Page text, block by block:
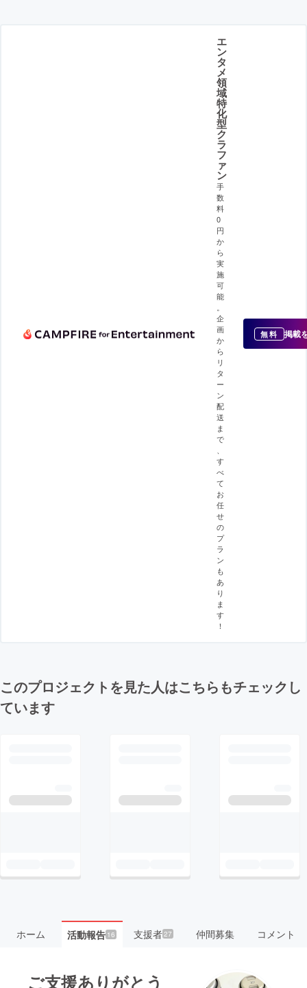
エ
ン
タ
メ
領
域
特
化
型
ク
ラ
フ
ァ
ン
手
数
料
0
円
か
ら
実
施
可
能
。
企
画
か
ら
リ
タ
ー
ン
配
送
ま
で
、
す
べ
て
お
任
せ
の
プ
ラ
ン
も
あ
り
ま
す
！
無料 掲載
このプロジェクトを見た人はこちらもチェックし
ています
ホーム 活動報告16 支援者27 仲間募集 コメント
ご支援ありがとう